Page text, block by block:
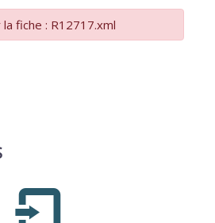
fiche : R12717.xml